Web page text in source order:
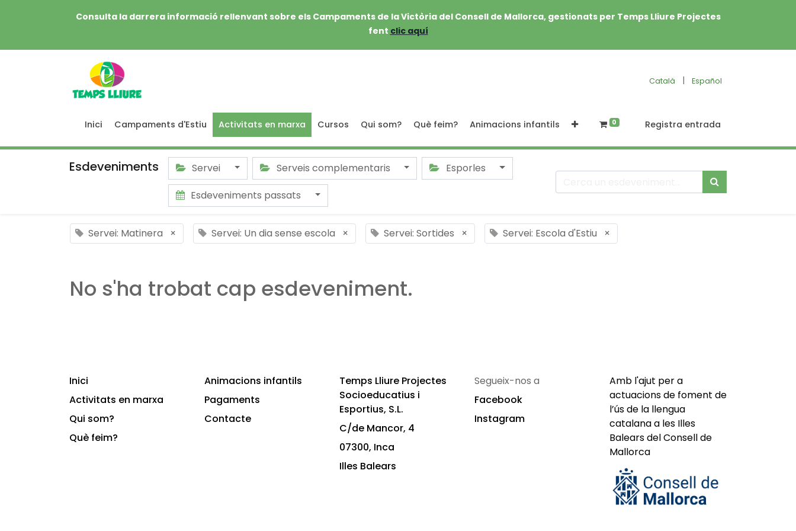
Consulta la darrera informació rellenvant sobre els Campaments de la Victòria del Consell de Mallorca, gestionats per Temps Lliure Projectes
fent clic aquí
Català | Español
Inici Campaments d'Estiu Activitats en marxa Cursos Qui som? Què feim? Animacions infantils 0 Registra entrada
Esdeveniments Servei Serveis complementaris
Esporles
Esdeveniments passats
Servei: Matinera × Servei: Un dia sense escola × Servei: Sortides × Servei: Escola d'Estiu ×
No s'ha trobat cap esdeveniment.
Inici
Activitats en marxa
Qui som?
Què feim?
Animacions infantils
Pagaments
Contacte
Temps Lliure Projectes
Socioeducatius i
Esportius, S.L.
C/de Mancor, 4
07300, Inca
Illes Balears
Segueix-nos a
Facebook
Instagram
Amb l'ajut per a
actuacions de foment de
l’ús de la llengua
catalana a les Illes
Balears del Consell de
Mallorca